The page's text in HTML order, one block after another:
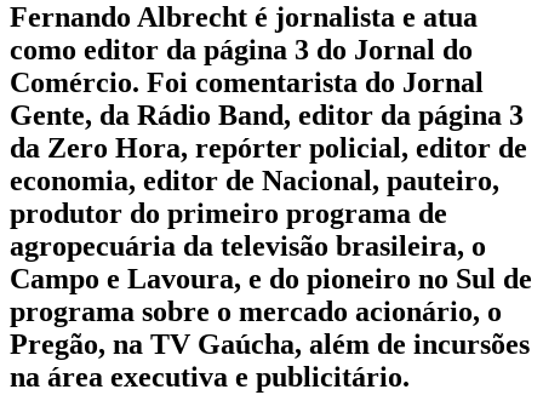
Fernando Albrecht é jornalista e atua
como editor da página 3 do Jornal do
Comércio. Foi comentarista do Jornal
Gente, da Rádio Band, editor da página 3
da Zero Hora, repórter policial, editor de
economia, editor de Nacional, pauteiro,
produtor do primeiro programa de
agropecuária da televisão brasileira, o
Campo e Lavoura, e do pioneiro no Sul de
programa sobre o mercado acionário, o
Pregão, na TV Gaúcha, além de incursões
na área executiva e publicitário.